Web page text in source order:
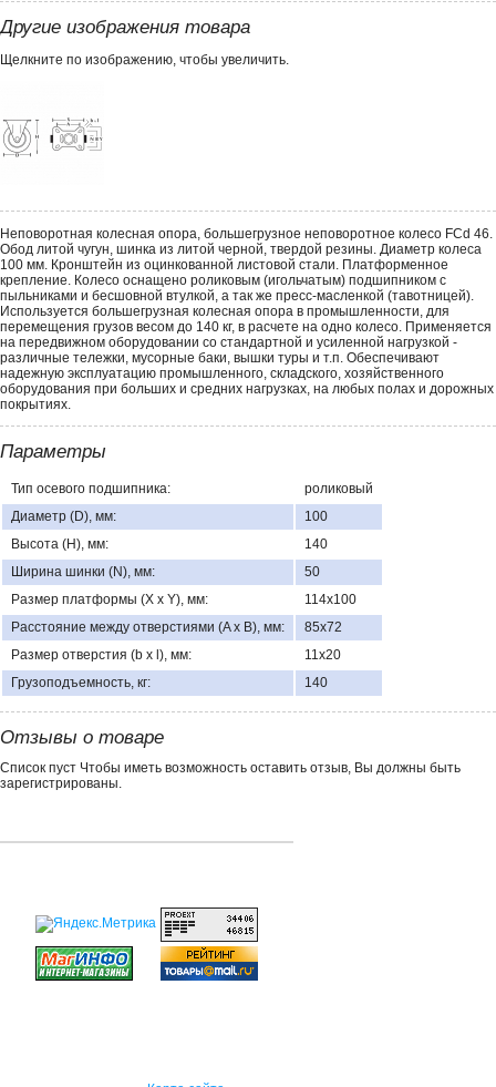
Другие изображения товара
Щелкните по изображению, чтобы увеличить.
Неповоротная колесная опора, большегрузное неповоротное колесо FCd 46.
Обод литой чугун, шинка из литой черной, твердой резины. Диаметр колеса
100 мм. Кронштейн из оцинкованной листовой стали. Платформенное
крепление. Колесо оснащено роликовым (игольчатым) подшипником с
пыльниками и бесшовной втулкой, а так же пресс-масленкой (тавотницей).
Используется большегрузная колесная опора в промышленности, для
перемещения грузов весом до 140 кг, в расчете на одно колесо. Применяется
на передвижном оборудовании со стандартной и усиленной нагрузкой -
различные тележки, мусорные баки, вышки туры и т.п. Обеспечивают
надежную эксплуатацию промышленного, складского, хозяйственного
оборудования при больших и средних нагрузках, на любых полах и дорожных
покрытиях.
Параметры
Тип осевого подшипника:
роликовый
Диаметр (D), мм:
100
Высота (H), мм:
140
Ширина шинки (N), мм:
50
Размер платформы (X x Y), мм:
114х100
Расстояние между отверстиями (A x B), мм:
85х72
Размер отверстия (b x l), мм:
11х20
Грузоподъемность, кг:
140
Отзывы о товаре
Список пуст Чтобы иметь возможность оставить отзыв, Вы должны быть
зарегистрированы.